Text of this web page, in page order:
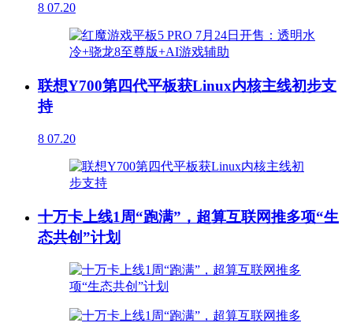
8 07.20
联想Y700第四代平板获Linux内核主线初步支
持
8 07.20
十万卡上线1周“跑满”，超算互联网推多项“生
态共创”计划